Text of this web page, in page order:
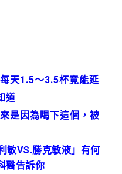
天1.5～3.5杯竟能延
道
是因為喝下這個，被
敏VS.勝克敏液」有何
醫告訴你